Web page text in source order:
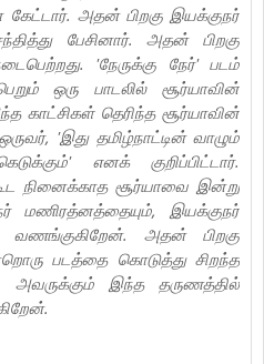
அதன் பிறகு இயக்குநர்
பேசினார். அதன் பிறகு
'நேருக்கு நேர்' படம்
ஒரு பாடலில் சூர்யாவின்
காட்சிகள் தெரிந்த சூர்யாவின்
'இது தமிழ்நாட்டின் வாழும்
எனக் குறிப்பிட்டார்.
நினைக்காத சூர்யாவை இன்று
மணிரத்னத்தையும், இயக்குநர்
வணங்குகிறேன். அதன் பிறகு
படத்தை கொடுத்து சிறந்த
அவருக்கும் இந்த தருணத்தில்